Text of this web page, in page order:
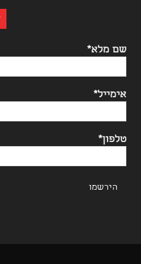
שם מלא*
אימייל*
טלפון*